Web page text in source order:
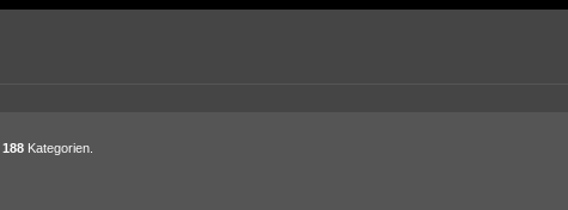
188 Kategorien.